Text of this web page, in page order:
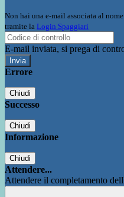
Non hai una e-mail associata al
tramite la Login Spaggiari
E-mail inviata, si prega di
Errore
Chiudi
Successo
Chiudi
Informazione
Chiudi
Attendere...
Attendere il completamento